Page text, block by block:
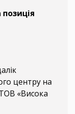
центру на
«Висока